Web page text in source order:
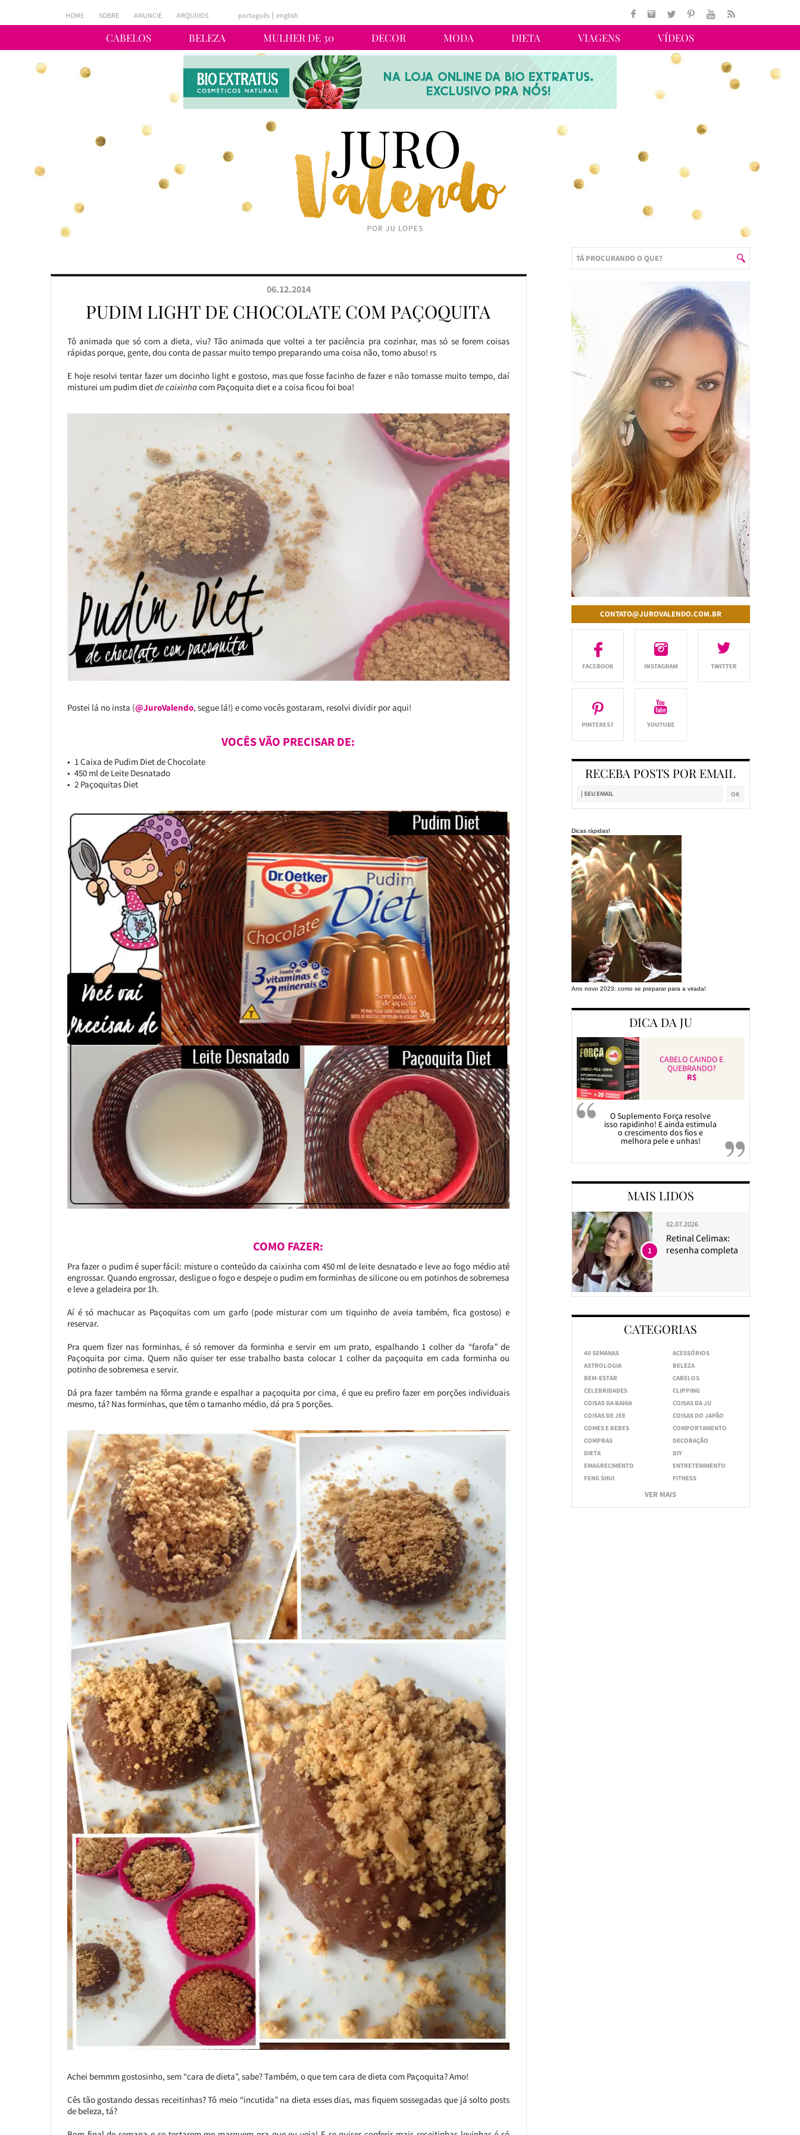
CABELOS BELEZA MULHER DE 30 DECOR MODA DIETA VIAGENS VÍDEOS
HOME SOBRE ANUNCIE ARQUIVOS português english
06.12.2014
PUDIM LIGHT DE CHOCOLATE COM PAÇOQUITA
Tô animada que só com a dieta, viu? Tão animada que voltei a ter paciência pra cozinhar, mas só se forem coisas
rápidas porque, gente, dou conta de passar muito tempo preparando uma coisa não, tomo abuso! rs
E hoje resolvi tentar fazer um docinho light e gostoso, mas que fosse facinho de fazer e não tomasse muito tempo, daí
misturei um pudim dietde caixinhacom Paçoquita diet e a coisa ficou foi boa!
Postei lá no insta (@JuroValendo, segue lá!) e como vocês gostaram, resolvi dividir por aqui!
VOCÊS VÃO PRECISAR DE:
1 Caixa de Pudim Diet de Chocolate
450 ml de Leite Desnatado
2 Paçoquitas Diet
COMO FAZER:
Pra fazer o pudim é super fácil: misture o conteúdo da caixinha com 450 ml de leite desnatado e leve ao fogo médio até
engrossar. Quando engrossar, desligue o fogo e despeje o pudim em forminhas de silicone ou em potinhos de sobremesa
e leve a geladeira por 1h.
Aí é só machucar as Paçoquitas com um garfo (pode misturar com um tiquinho de aveia também, fica gostoso) e
reservar.
Pra quem fizer nas forminhas, é só remover da forminha e servir em um prato, espalhando 1 colher da “farofa” de
Paçoquita por cima. Quem não quiser ter esse trabalho basta colocar 1 colher da paçoquita em cada forminha ou
potinho de sobremesa e servir.
Dá pra fazer também na fôrma grande e espalhar a paçoquita por cima, é que eu prefiro fazer em porções individuais
mesmo, tá? Nas forminhas, que têm o tamanho médio, dá pra 5 porções.
Achei bemmm gostosinho, sem “cara de dieta”, sabe? Também, o que tem cara de dieta com Paçoquita? Amo!
Cês tão gostando dessas receitinhas? Tô meio “incutida” na dieta esses dias, mas fiquem sossegadas que já solto posts
de beleza, tá?
CONTATO@JUROVALENDO.COM.BR
RECEBA POSTS POR EMAIL
Dicas rápidas!
Ano novo 2023: como se preparar para a virada!
DICA DA JU
CABELO CAINDO E
QUEBRANDO?
R$
O Suplemento Força resolve
isso rapidinho! E ainda estimula
o crescimento dos fios e
melhora pele e unhas!
MAIS LIDOS
02.07.2026
Retinal Celimax:
resenha completa
1
CATEGORIAS
40 SEMANAS
ACESSÓRIOS
ASTROLOGIA
BELEZA
BEM-ESTAR
CABELOS
CELEBRIDADES
CLIPPING
COISAS DA BAHIA
COISAS DA JU
COISAS DE JEE
COISAS DO JAPÃO
COMES E BEBES
COMPORTAMENTO
COMPRAS
DECORAÇÃO
DIETA
DIY
EMAGRECIMENTO
ENTRETENIMENTO
FENG SHUI
FITNESS
VER MAIS